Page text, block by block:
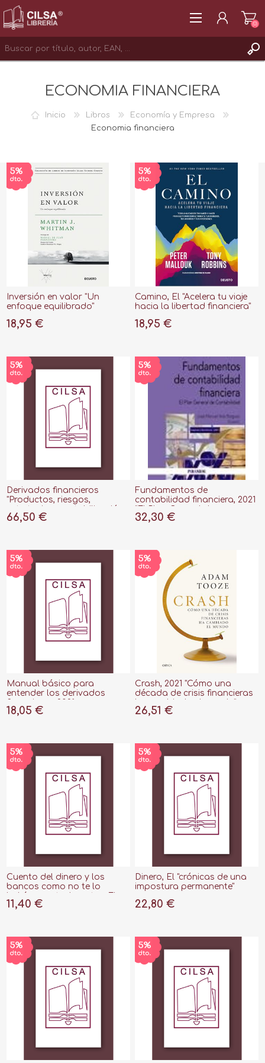
INICIAR SESIÓN
(0)
ECONOMIA FINANCIERA
Inicio Libros
Economía y Empresa
Economia financiera
Inversión en valor "Un
enfoque equilibrado"
18,95 €
Camino, El "Acelera tu viaje
hacia la libertad financiera"
18,95 €
Derivados financieros
"Productos, riesgos,
y regulación"
66,50 €
Fundamentos de
contabilidad financiera, 2021
Contabilidad"
32,30 €
Manual básico para
entender los derivados
18,05 €
Crash, 2021 "Cómo una
década de crisis financieras
26,51 €
Cuento del dinero y los
bancos como no te lo
11,40 €
Dinero, El "crónicas de una
impostura permanente"
22,80 €